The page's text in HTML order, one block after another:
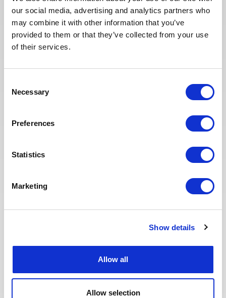
our social media, advertising and analytics partners who
may combine it with other information that you’ve
provided to them or that they’ve collected from your use
of their services.
Selection
Necessary
Preferences
Statistics
Marketing
Show details
Allow all
Allow selection
You may also like these jobs
Posted 15 days ago
Engineer
Engineer to join our consultant team for an Oil and
Gas project in Italy.
MAINTENANCE & INSPECTION
Expert in Voith gear